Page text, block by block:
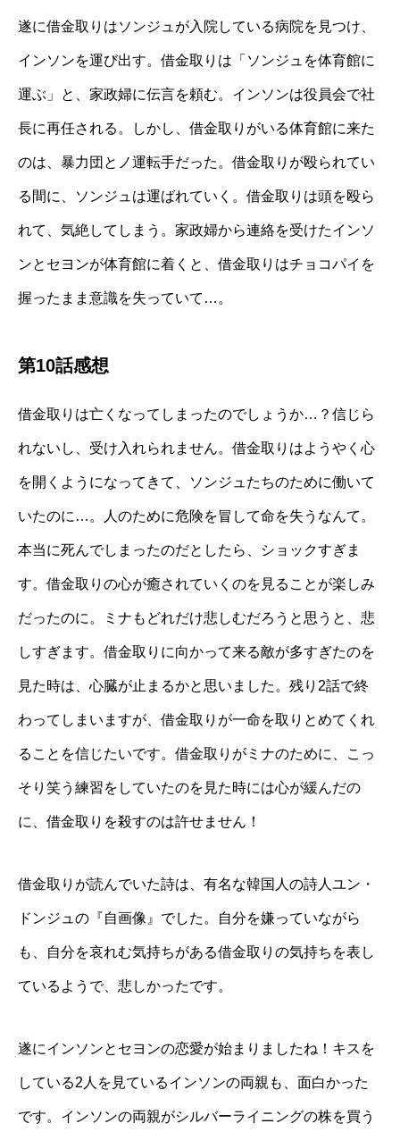
遂に借金取りはソンジュが入院している病院を見つけ、
インソンを運び出す。借金取りは「ソンジュを体育館に
運ぶ」と、家政婦に伝言を頼む。インソンは役員会で社
長に再任される。しかし、借金取りがいる体育館に来た
のは、暴力団とノ運転手だった。借金取りが殴られてい
る間に、ソンジュは運ばれていく。借金取りは頭を殴ら
れて、気絶してしまう。家政婦から連絡を受けたインソ
ンとセヨンが体育館に着くと、借金取りはチョコパイを
握ったまま意識を失っていて…。
第10話感想
借金取りは亡くなってしまったのでしょうか…？信じら
れないし、受け入れられません。借金取りはようやく心
を開くようになってきて、ソンジュたちのために働いて
いたのに…。人のために危険を冒して命を失うなんて。
本当に死んでしまったのだとしたら、ショックすぎま
す。借金取りの心が癒されていくのを見ることが楽しみ
だったのに。ミナもどれだけ悲しむだろうと思うと、悲
しすぎます。借金取りに向かって来る敵が多すぎたのを
見た時は、心臓が止まるかと思いました。残り2話で終
わってしまいますが、借金取りが一命を取りとめてくれ
ることを信じたいです。借金取りがミナのために、こっ
そり笑う練習をしていたのを見た時には心が緩んだの
に、借金取りを殺すのは許せません！
借金取りが読んでいた詩は、有名な韓国人の詩人ユン・
ドンジュの『自画像』でした。自分を嫌っていながら
も、自分を哀れむ気持ちがある借金取りの気持ちを表し
ているようで、悲しかったです。
遂にインソンとセヨンの恋愛が始まりましたね！キスを
している2人を見ているインソンの両親も、面白かった
です。インソンの両親がシルバーライニングの株を買う